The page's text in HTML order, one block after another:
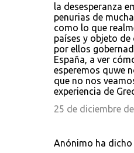
la desesperanza
penurias de
como lo que
países y objeto
por ellos
España, a ver
esperemos quwe
que no nos
experiencia de
25 de diciembre
Anónimo ha